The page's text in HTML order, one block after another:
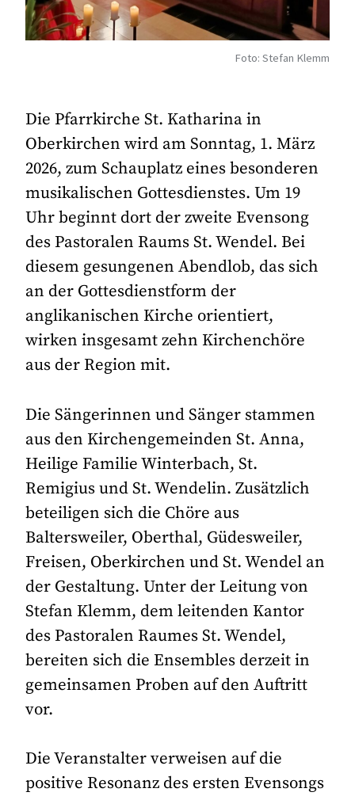
Foto: Stefan Klemm
Die Pfarrkirche St. Katharina in
Oberkirchen wird am Sonntag, 1. März
2026, zum Schauplatz eines besonderen
musikalischen Gottesdienstes. Um 19
Uhr beginnt dort der zweite Evensong
des Pastoralen Raums St. Wendel. Bei
diesem gesungenen Abendlob, das sich
an der Gottesdienstform der
anglikanischen Kirche orientiert,
wirken insgesamt zehn Kirchenchöre
aus der Region mit.
Die Sängerinnen und Sänger stammen
aus den Kirchengemeinden St. Anna,
Heilige Familie Winterbach, St.
Remigius und St. Wendelin. Zusätzlich
beteiligen sich die Chöre aus
Baltersweiler, Oberthal, Güdesweiler,
Freisen, Oberkirchen und St. Wendel an
der Gestaltung. Unter der Leitung von
Stefan Klemm, dem leitenden Kantor
des Pastoralen Raumes St. Wendel,
bereiten sich die Ensembles derzeit in
gemeinsamen Proben auf den Auftritt
vor.
Die Veranstalter verweisen auf die
positive Resonanz des ersten Evensongs